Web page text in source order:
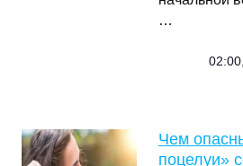
…
Чем
поцелуи»